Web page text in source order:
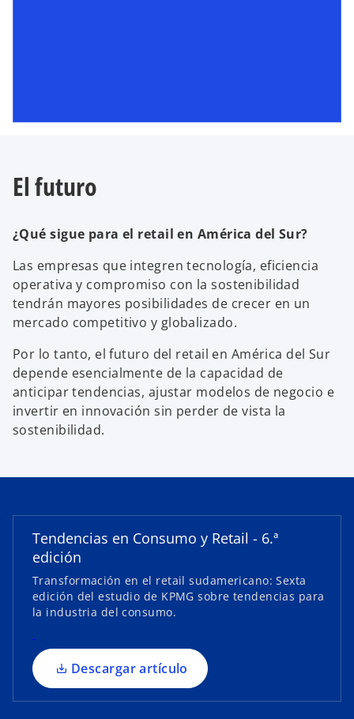
El futuro
¿Qué sigue para el retail en América del Sur?
Las empresas que integren tecnología, eficiencia
operativa y compromiso con la sostenibilidad
tendrán mayores posibilidades de crecer en un
mercado competitivo y globalizado.
Por lo tanto, el futuro del retail en América del Sur
depende esencialmente de la capacidad de
anticipar tendencias, ajustar modelos de negocio e
invertir en innovación sin perder de vista la
sostenibilidad.
Tendencias en Consumo y Retail - 6.ª
edición
Transformación en el retail sudamericano: Sexta
edición del estudio de KPMG sobre tendencias para
la industria del consumo.
Descargar artículo
e
n
u
n
e
s